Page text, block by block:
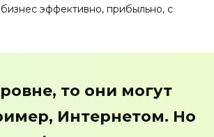
эффективно, прибыльно, с
то они могут
Интернетом. Но